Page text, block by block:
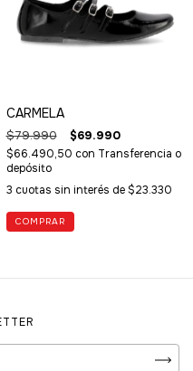
CARMELA
$79.990 $69.990
$66.490,50 con Transferencia o
depósito
3 cuotas sin interés de$23.330
COMPRAR